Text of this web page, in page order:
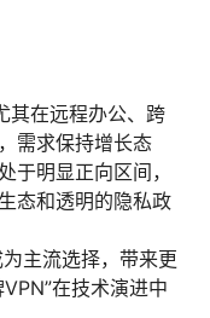
其在远程办公、跨
需求保持增长态
于明显正向区间，
态和透明的隐私政
主流选择，带来更
在技术演进中